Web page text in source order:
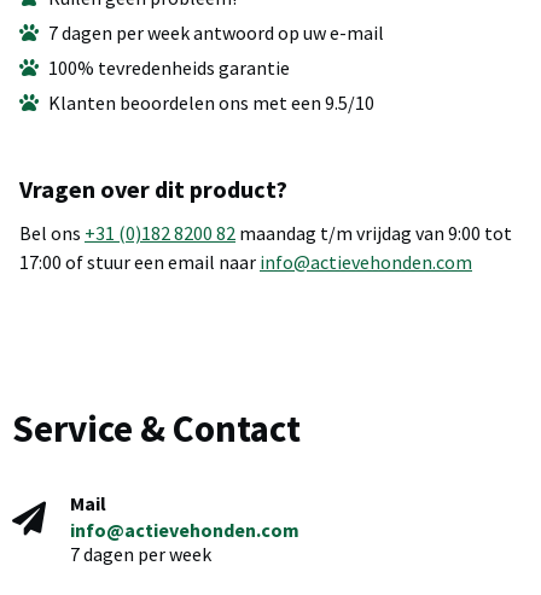
7 dagen per week antwoord op uw e-mail
100% tevredenheids garantie
Klanten beoordelen ons met een 9.5/10
Vragen over dit product?
Bel ons +31 (0)182 8200 82 maandag t/m vrijdag van 9:00 tot
17:00 of stuur een email naar info@actievehonden.com
Service & Contact
Mail
info@actievehonden.com
7 dagen per week